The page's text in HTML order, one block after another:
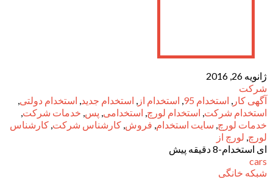
ژانویه 26, 2016
شرکت
آگهی کار , استخدام 95 , استخدام از , استخدام جدید, استخدام دولتی,
استخدام شرکت, استخدام لورچ, استخدامی, پس, خدمات شرکت,
خدمات لورچ, سایت استخدام, فروش, کارشناس شرکت, کارشناس
لورچ, لورچ از
ای استخدام-8 دقیقه پیش
cars
شبکه خانگی